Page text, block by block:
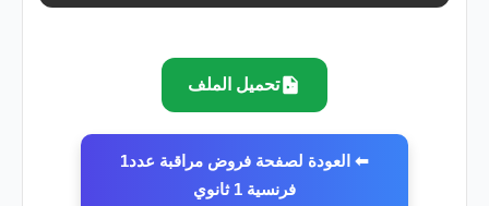
تحميل الملف
⬅ العودة لصفحة فروض مراقبة عدد1
فرنسية 1 ثانوي